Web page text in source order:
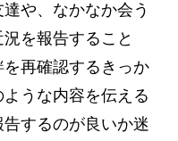
や、なかなか会う
を報告すること
再確認するきっか
うな内容を伝える
するのが良いか迷